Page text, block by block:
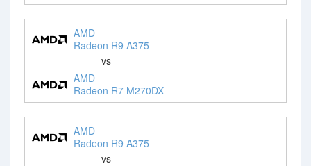
AMD
Radeon R9 A375
vs
AMD
Radeon R7 M270DX
AMD
Radeon R9 A375
vs